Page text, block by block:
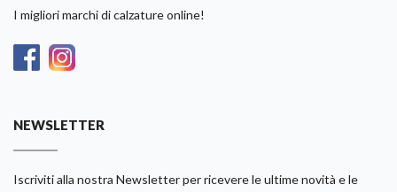
I migliori marchi di calzature online!
NEWSLETTER
Iscriviti alla nostra Newsletter per ricevere le ultime novità e le